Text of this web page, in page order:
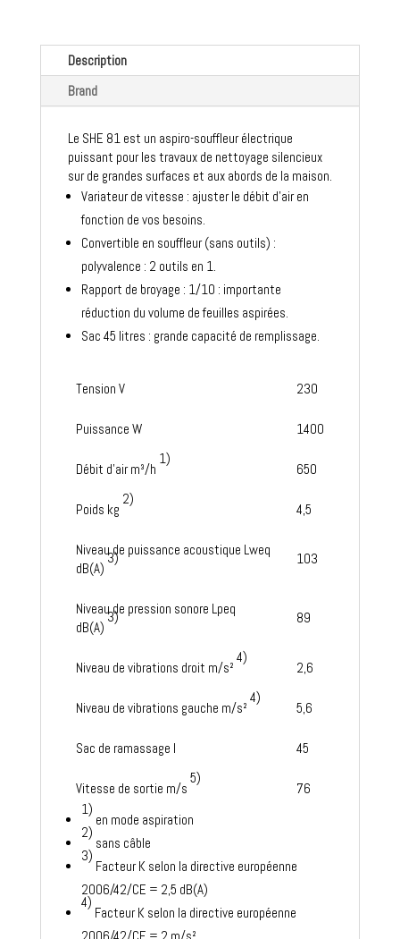
Description
Brand
Le SHE 81 est un aspiro-souffleur électrique
puissant pour les travaux de nettoyage silencieux
sur de grandes surfaces et aux abords de la maison.
Variateur de vitesse : ajuster le débit d’air en
fonction de vos besoins.
Convertible en souffleur (sans outils) :
polyvalence : 2 outils en 1.
Rapport de broyage : 1/10 : importante
réduction du volume de feuilles aspirées.
Sac 45 litres : grande capacité de remplissage.
Tension V 230
Puissance W 1400
Débit d'air m³/h
1)
650
Poids kg
2)
4,5
Niveau de puissance acoustique Lweq
dB(A)
3) 103
Niveau de pression sonore Lpeq
dB(A)
3) 89
Niveau de vibrations droit m/s²
4)
2,6
Niveau de vibrations gauche m/s²
4)
5,6
Sac de ramassage l 45
Vitesse de sortie m/s
5)
76
1)
en mode aspiration
2)
sans câble
3)
Facteur K selon la directive européenne
2006/42/CE = 2,5 dB(A)
4)
Facteur K selon la directive européenne
2006/42/CE = 2 m/s²